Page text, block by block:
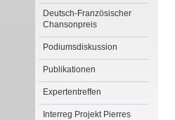
Deutsch-Französischer
Chansonpreis
Podiumsdiskussion
Publikationen
Expertentreffen
Interreg Projekt Pierres